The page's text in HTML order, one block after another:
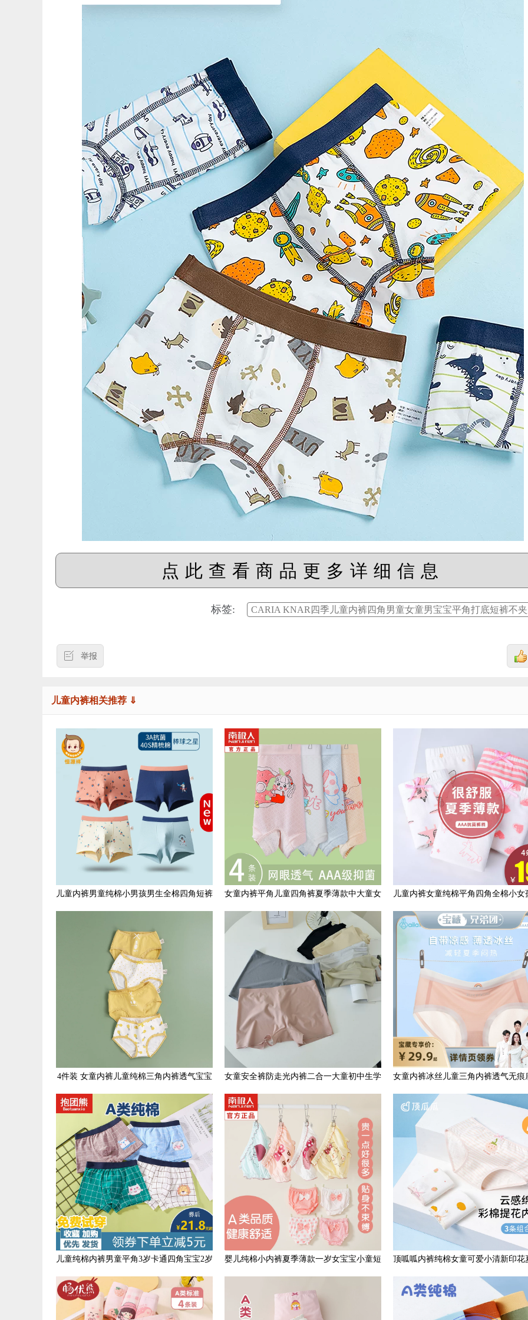
点此查看商品更多详细信息
标签: CARIA KNAR四季儿童内裤四角男童女童男宝宝平角打底短裤不
举报
儿童内裤相关推荐 ⇓
儿童内裤男童纯棉小男孩男生全棉四角短裤
宝宝发育期中大童平角裤
女童内裤平角儿童四角裤夏季薄款中大童女
孩冰丝款小童短裤女宝宝
儿童内裤女童纯棉平角四角全棉小女
莫代尔夏季薄款短裤100%
4件装 女童内裤儿童纯棉三角内裤透气宝宝
中舒适大童短裤不夹屁屁
女童安全裤防走光内裤二合一大童初中生学
生夏季冰丝宽松薄款黑色
女童内裤冰丝儿童三角内裤透气无痕
小童不夹PP短裤夏季薄款
儿童纯棉内裤男童平角3岁卡通四角宝宝2岁
中大童10岁短裤15岁全棉
婴儿纯棉小内裤夏季薄款一岁女宝宝小童短
裤三角不夹屁屁pp面包裤
顶呱呱内裤纯棉女童可爱小清新印花
款彩棉底裆中大童三角裤